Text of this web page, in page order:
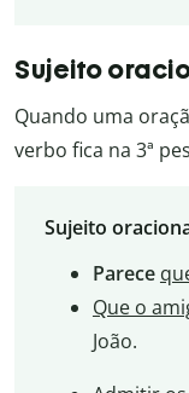
Sujeito
Quando uma
verbo fica na 3ª
Sujeito
Parece
Que o
João.